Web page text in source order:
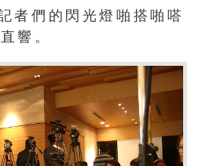
者們的閃光燈啪搭啪嗒
直響。